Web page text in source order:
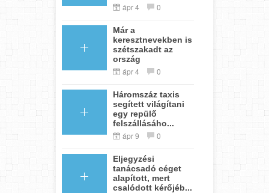
ápr 4 0
Már a
keresztnevekben is
szétszakadt az
ország
ápr 4 0
Háromszáz taxis
segített világítani
egy repülő
felszállásáho...
ápr 9 0
Eljegyzési
tanácsadó céget
alapított, mert
csalódott kérőjéb...